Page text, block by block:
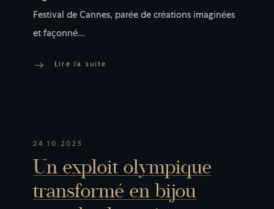
Festival de Cannes, parée de créations imaginées
et façonné...
Lir e la suite
24.10.2025
Un exploit olympique
transformé en bijou